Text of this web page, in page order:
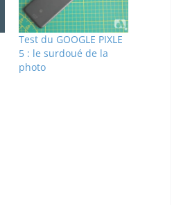
Test du GOOGLE PIXLE
5 : le surdoué de la
photo